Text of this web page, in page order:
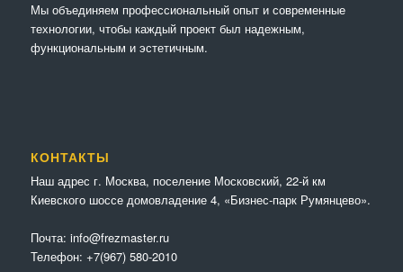
Мы объединяем профессиональный опыт и современные
технологии, чтобы каждый проект был надежным,
функциональным и эстетичным.
КОНТАКТЫ
Наш адрес г. Москва, поселение Московский, 22-й км
Киевского шоссе домовладение 4, «Бизнес-парк Румянцево».
Почта: info@frezmaster.ru
Телефон: +7(967) 580-2010